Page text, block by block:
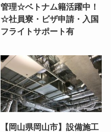
管理☆ベトナム籍活躍中！
☆社員寮・ビザ申請・入国
フライトサポート有
【岡山県岡山市】設備施工